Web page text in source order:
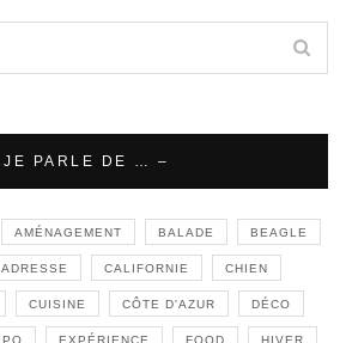
JE PARLE DE … –
AMÉNAGEMENT BALADE BEAGLE
CALIFORNIE CHIEN
CUISINE CÔTE D'AZUR DÉCO
EXPÉRIENCE FOOD HIVER